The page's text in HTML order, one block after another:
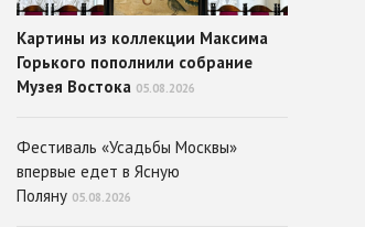
Картины из коллекции Максима
Горького пополнили собрание
Музея Востока 05.08.2026
Фестиваль «Усадьбы Москвы»
впервые едет в Ясную
Поляну 05.08.2026